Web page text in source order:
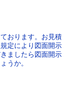
おります。お見積
定により図面開示
ましたら図面開示
うか。